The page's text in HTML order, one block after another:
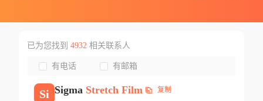
已为您找到 4932相关联系人
有电话 有邮箱
Si Sigma Stretch Film 复制